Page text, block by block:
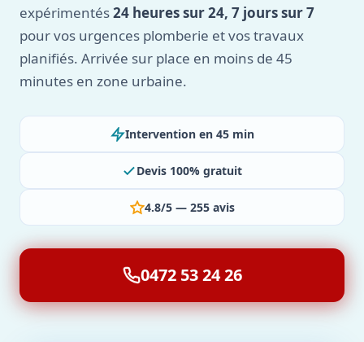
expérimentés24 heures sur 24, 7 jours sur 7
pour vos urgences plomberie et vos travaux
planifiés. Arrivée sur place en moins de 45
minutes en zone urbaine.
Intervention en 45 min
Devis 100% gratuit
4.8/5 — 255 avis
0472 53 24 26